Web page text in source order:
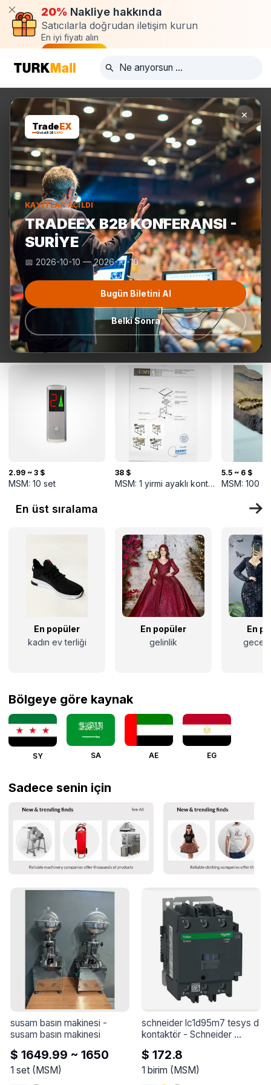
20% Nakliye hakkında
Satıcılarla doğrudan iletişim kurun
En iyi fiyatı alın
Talep oluştur
×
TradeEX
Global B2B EXPO
KAYITLAR AÇILDI
TRADEEX B2B KONFERANSI -
SURIYE
📅 2026-10-10 —2026-10-10
Bugün Biletini Al
Belki Sonra
Ürünler Üreticiler Turkmall Fuarları
Kategoriler
Teklif Talebi En popüler
Hazır
Yeni gelenler
2.99 ~ 3 $
MSM: 10 set
38 $
MSM: 1 yirmi ayaklı konteyner
5.5 ~ 6 $
MSM: 100
En üst sıralama
En popüler
kadın ev terliği
En popüler
gelinlik
En
gece
Bölgeye göre kaynak
SY SA AE EG
Sadece senin için
susam basın makinesi
susam basın makinesi
$ 1649.99 ~ 1650
1 set(MSM)
schneider lc1d95m7 tesys d
kontaktör - Schneider
LC1D95M7 TeSys D
kontaktör - 3P(3 NA) - AC-3
- &lt;= 440 V 95 A - 220 V
$ 172.8
1 birim (MSM)